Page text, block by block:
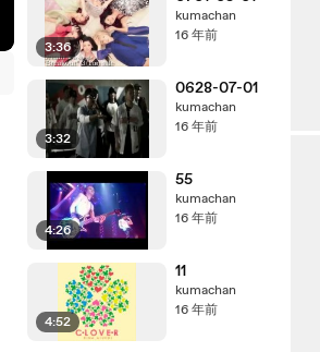
3:36
kumachan
16 年前
3:32
0628-07-01
kumachan
16 年前
4:26
55
kumachan
16 年前
4:52
11
kumachan
16 年前